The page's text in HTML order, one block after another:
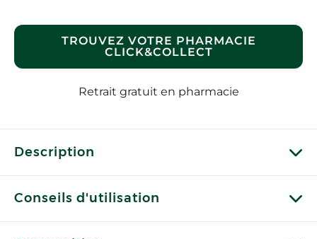
TROUVEZ VOTRE PHARMACIE
CLICK&COLLECT
Retrait gratuit en pharmacie
Description
Conseils d'utilisation